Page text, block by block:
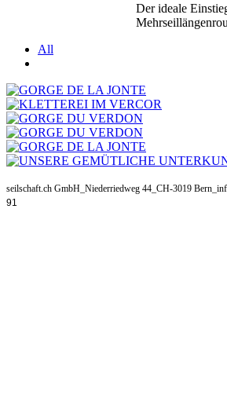
Der ideale
All
seilschaft.ch GmbH_Niederriedweg 44_CH-3019
91